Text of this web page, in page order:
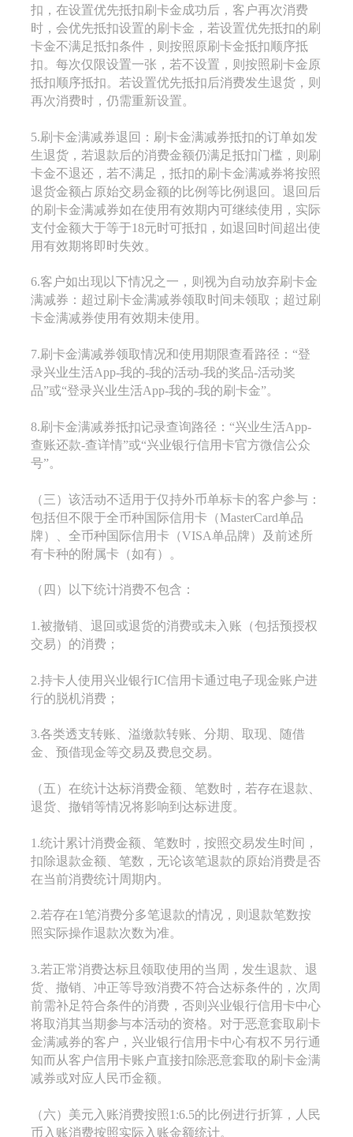
扣，在设置优先抵扣刷卡金成功后，客户再次消费
时，会优先抵扣设置的刷卡金，若设置优先抵扣的刷
卡金不满足抵扣条件，则按照原刷卡金抵扣顺序抵
扣。每次仅限设置一张，若不设置，则按照刷卡金原
抵扣顺序抵扣。若设置优先抵扣后消费发生退货，则
再次消费时，仍需重新设置。
5.刷卡金满减券退回：刷卡金满减券抵扣的订单如发
生退货，若退款后的消费金额仍满足抵扣门槛，则刷
卡金不退还，若不满足，抵扣的刷卡金满减券将按照
退货金额占原始交易金额的比例等比例退回。退回后
的刷卡金满减券如在使用有效期内可继续使用，实际
支付金额大于等于18元时可抵扣，如退回时间超出使
用有效期将即时失效。
6.客户如出现以下情况之一，则视为自动放弃刷卡金
满减券：超过刷卡金满减券领取时间未领取；超过刷
卡金满减券使用有效期未使用。
7.刷卡金满减券领取情况和使用期限查看路径：“登
录兴业生活App-我的-我的活动-我的奖品-活动奖
品”或“登录兴业生活App-我的-我的刷卡金”。
8.刷卡金满减券抵扣记录查询路径：“兴业生活App-
查账还款-查详情”或“兴业银行信用卡官方微信公众
号”。
（三）该活动不适用于仅持外币单标卡的客户参与：
包括但不限于全币种国际信用卡（MasterCard单品
牌）、全币种国际信用卡（VISA单品牌）及前述所
有卡种的附属卡（如有）。
（四）以下统计消费不包含：
1.被撤销、退回或退货的消费或未入账（包括预授权
交易）的消费；
2.持卡人使用兴业银行IC信用卡通过电子现金账户进
行的脱机消费；
3.各类透支转账、溢缴款转账、分期、取现、随借
金、预借现金等交易及费息交易。
（五）在统计达标消费金额、笔数时，若存在退款、
退货、撤销等情况将影响到达标进度。
1.统计累计消费金额、笔数时，按照交易发生时间，
扣除退款金额、笔数，无论该笔退款的原始消费是否
在当前消费统计周期内。
2.若存在1笔消费分多笔退款的情况，则退款笔数按
照实际操作退款次数为准。
3.若正常消费达标且领取使用的当周，发生退款、退
货、撤销、冲正等导致消费不符合达标条件的，次周
前需补足符合条件的消费，否则兴业银行信用卡中心
将取消其当期参与本活动的资格。对于恶意套取刷卡
金满减券的客户，兴业银行信用卡中心有权不另行通
知而从客户信用卡账户直接扣除恶意套取的刷卡金满
减券或对应人民币金额。
（六）美元入账消费按照1:6.5的比例进行折算，人民
币入账消费按照实际入账金额统计。